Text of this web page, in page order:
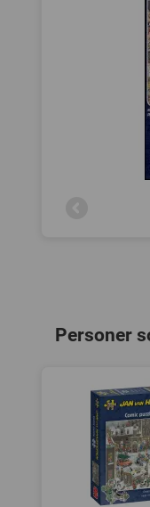
Personer